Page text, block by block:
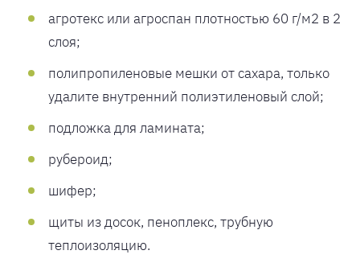
агротекс или агроспан плотностью 60 г/м2 в 2
слоя;
полипропиленовые мешки от сахара, только
удалите внутренний полиэтиленовый слой;
подложка для ламината;
рубероид;
шифер;
щиты из досок, пеноплекс, трубную
теплоизоляцию.